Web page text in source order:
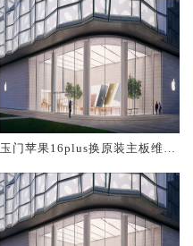
玉门苹果16plus换原装主板维修